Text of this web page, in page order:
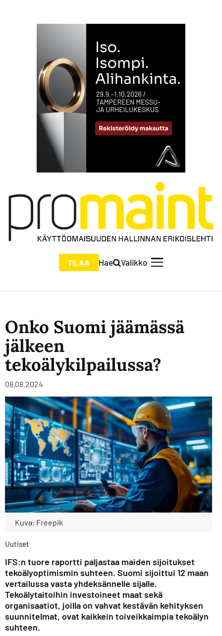
TILAA Hae Valikko
Onko Suomi jäämässä
jälkeen
tekoälykilpailussa?
08.08.2024
Kuva: Freepik
Uutiset
IFS:n tuore raportti paljastaa maiden sijoitukset
tekoälyoptimismin suhteen. Suomi sijoittui 12 maan
vertailussa vasta yhdeksännelle sijalle.
Tekoälytaitoihin investoineet maat sekä
organisaatiot, joilla on vahvat kestävän kehityksen
suunnitelmat, ovat kaikkein toiveikkaimpia tekoälyn
suhteen.